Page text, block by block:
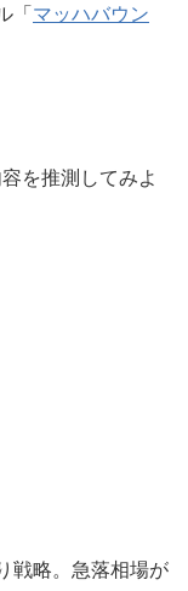
「 マッハバウン
を推測してみよ
戦略。急落相場が